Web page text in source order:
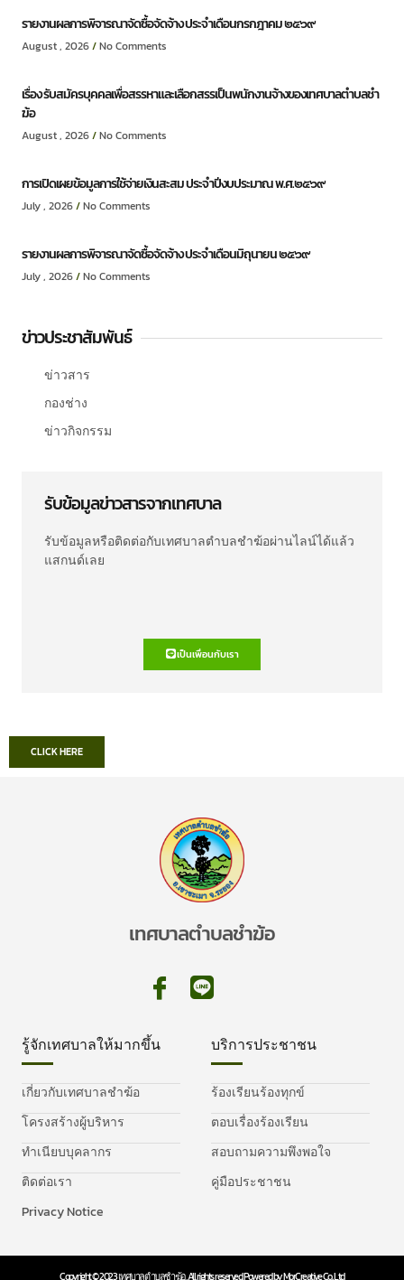
รายงานผลการพิจารณาจัดซื้อจัดจ้าง ประจำเดือนกรกฎาคม ๒๕๖๙
August , 2026 No Comments
เรื่อง รับสมัครบุคคลเพื่อสรรหาและเลือกสรรเป็นพนักงานจ้างของเทศบาลตำบลชำ
ฆ้อ
August , 2026 No Comments
การเปิดเผยข้อมูลการใช้จ่ายเงินสะสม ประจำปีงบประมาณ พ.ศ.๒๕๖๙
July , 2026 No Comments
รายงานผลการพิจารณาจัดซื้อจัดจ้าง ประจำเดือนมิถุนายน ๒๕๖๙
July , 2026 No Comments
ข่าวประชาสัมพันธ์
ข่าวสาร
กองช่าง
ข่าวกิจกรรม
รับข้อมูลข่าวสารจากเทศบาล
รับข้อมูลหรือติดต่อกับเทศบาลตำบลชำฆ้อผ่านไลน์ได้แล้ว
แสกนด์เลย
เป็นเพื่อนกับเรา
CLICK HERE
เทศบาลตำบลชำฆ้อ
รู้จักเทศบาลให้มากขึ้น
เกี่ยวกับเทศบาลชำฆ้อ
โครงสร้างผู้บริหาร
ทำเนียบบุคลากร
ติดต่อเรา
Privacy Notice
บริการประชาชน
ร้องเรียนร้องทุกข์
ตอบเรื่องร้องเรียน
สอบถามความพึงพอใจ
คู่มือประชาชน
Copyright © 2023 เทศบาลตำบลชำฆ้อ, All rights reserved. Powered by MorCreative Co., Ltd